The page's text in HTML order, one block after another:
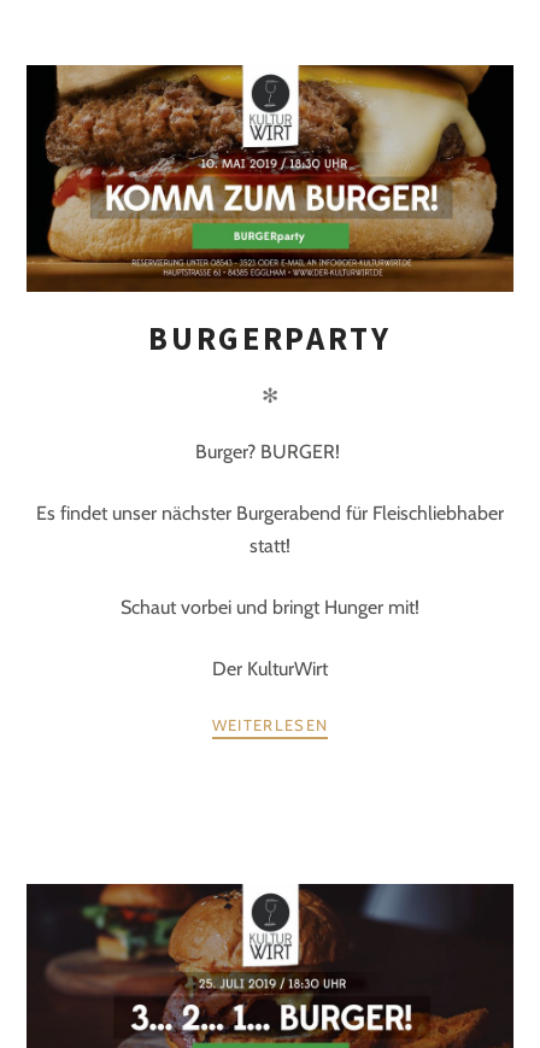
BURGERPARTY
✻
Burger? BURGER!
Es findet unser nächster Burgerabend für Fleischliebhaber
statt!
Schaut vorbei und bringt Hunger mit!
Der KulturWirt
WEITERLESEN